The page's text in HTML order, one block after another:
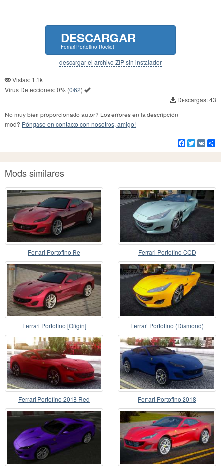
DESCARGAR
Ferrari Portofino Rocket
descargar el archivo ZIP sin instalador
Vistas: 1.1k
Virus Detecciones:0% (0/62)
Descargas: 43
No muy bien proporcionado autor? Los errores en la descripción
mod? Póngase en contacto con nosotros, amigo!
Facebook
Twitter
VK
Mods similares
Ferrari Portofino Re Ferrari Portofino CCD
Ferrari Portofino [Origin] Ferrari Portofino (Diamond)
Ferrari Portofino 2018 Red Ferrari Portofino 2018